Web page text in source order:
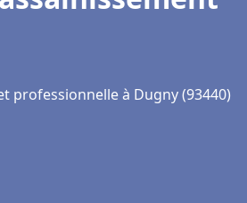
professionnelle à Dugny (93440)